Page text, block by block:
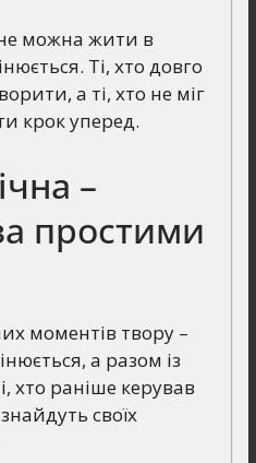
можна жити в
Ті, хто довго
а ті, хто не міг
крок уперед.
–
простими
моментів твору –
а разом із
хто раніше керував
своїх